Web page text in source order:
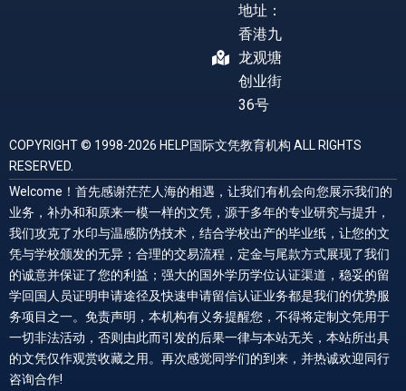
地址：
香港九
龙观塘
创业街
36号
COPYRIGHT © 1998-2026 HELP国际文凭教育机构 ALL RIGHTS
RESERVED.
Welcome！首先感谢茫茫人海的相遇，让我们有机会向您展示我们的
业务，补办和和原来一模一样的文凭，源于多年的专业研究与提升，
我们攻克了水印与温感防伪技术，结合学校出产的毕业纸，让您的文
凭与学校颁发的无异；合理的交易流程，定金与尾款方式展现了我们
的诚意并保证了您的利益；强大的国外学历学位认证渠道，稳妥的留
学回国人员证明申请途径及快速申请留信认证业务都是我们的优势服
务项目之一。免责声明，本机构有义务提醒您，不得将定制文凭用于
一切非法活动，否则由此而引发的后果一律与本站无关，本站所出具
的文凭仅作观赏收藏之用。再次感觉同学们的到来，并热诚欢迎同行
咨询合作!